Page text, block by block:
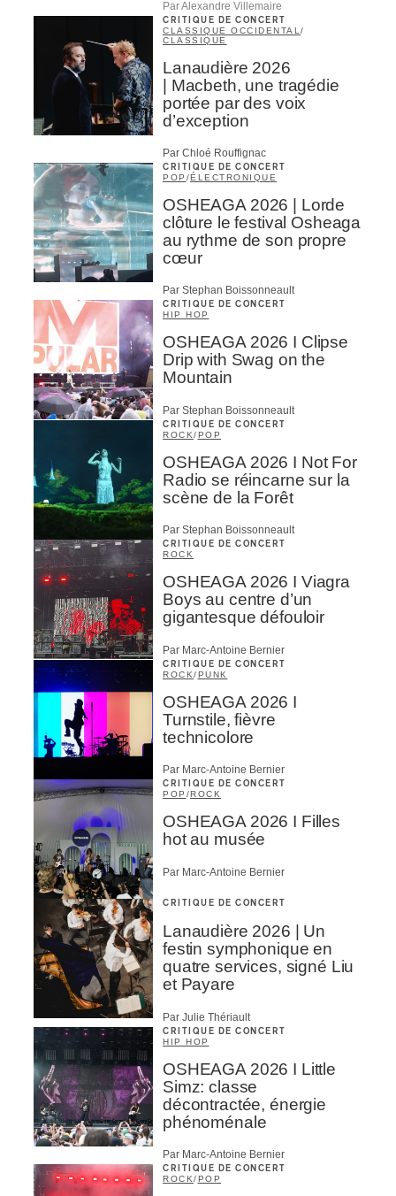
Par Alexandre Villemaire
CRITIQUE DE CONCERT
CLASSIQUE OCCIDENTAL /
CLASSIQUE
Lanaudière 2026
| Macbeth, une tragédie
portée par des voix
d’exception
Par Chloé Rouffignac
CRITIQUE DE CONCERT
POP /ÉLECTRONIQUE
OSHEAGA 2026 | Lorde
clôture le festival Osheaga
au rythme de son propre
cœur
Par Stephan Boissonneault
CRITIQUE DE CONCERT
HIP HOP
OSHEAGA 2026 I Clipse
Drip with Swag on the
Mountain
Par Stephan Boissonneault
CRITIQUE DE CONCERT
ROCK/POP
OSHEAGA 2026 I Not For
Radio se réincarne sur la
scène de la Forêt
Par Stephan Boissonneault
CRITIQUE DE CONCERT
ROCK
OSHEAGA 2026 I Viagra
Boys au centre d’un
gigantesque défouloir
Par Marc-Antoine Bernier
CRITIQUE DE CONCERT
ROCK/PUNK
OSHEAGA 2026 I
Turnstile, fièvre
technicolore
Par Marc-Antoine Bernier
CRITIQUE DE CONCERT
POP /ROCK
OSHEAGA 2026 I Filles
hot au musée
Par Marc-Antoine Bernier
CRITIQUE DE CONCERT
Lanaudière 2026 | Un
festin symphonique en
quatre services, signé Liu
et Payare
Par Julie Thériault
CRITIQUE DE CONCERT
HIP HOP
OSHEAGA 2026 I Little
Simz: classe
décontractée, énergie
phénoménale
Par Marc-Antoine Bernier
CRITIQUE DE CONCERT
ROCK/POP
Votre courriel*
Nom*
Type d'abonné
Mélomane
Professionnel industrie musicale
Amateur-e /Fan
Contributeur-trice
Fournisseur
Artiste
CAPTCHA
M'INSCRIRE